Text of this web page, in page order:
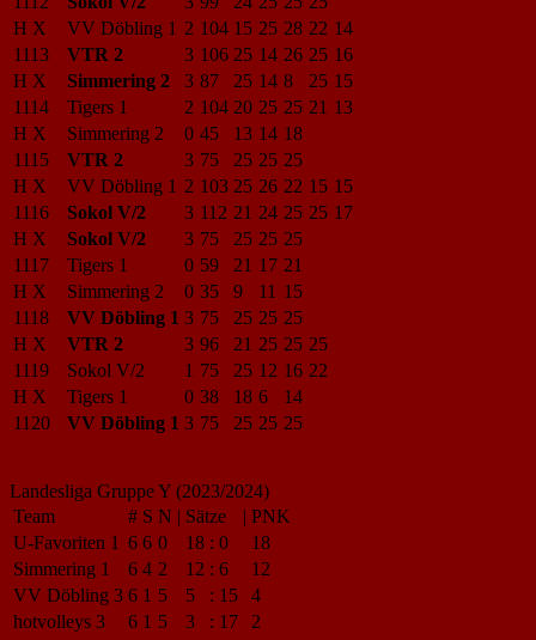
H X
VV Döbling 1 2 104 15 25 28 22 14
1113
VTR 2 3 106 25 14 26 25 16
H X
Simmering 2 3 87 25 14 8 25 15
1114
Tigers 1 2 104 20 25 25 21 13
H X
Simmering 2 0 45 13 14 18
1115
VTR 2 3 75 25 25 25
H X
VV Döbling 1 2 103 25 26 22 15 15
1116
Sokol V/2 3 112 21 24 25 25 17
H X
Sokol V/2 3 75 25 25 25
1117
Tigers 1 0 59 21 17 21
H X
Simmering 2 0 35 9 11 15
1118
VV Döbling 1 3 75 25 25 25
H X
VTR 2 3 96 21 25 25 25
1119
Sokol V/2 1 75 25 12 16 22
H X
Tigers 1 0 38 18 6
14
1120
VV Döbling 1 3 75 25 25 25
Landesliga Gruppe Y (2023/2024)
Team
# S N | Sätze | PNK
U-Favoriten 1 6 6 0 18 : 0
18
Simmering 1
6 4 2 12 : 6
12
VV Döbling 3 6 1 5 5 : 15
4
hotvolleys 3
6 1 5 3 : 17 2